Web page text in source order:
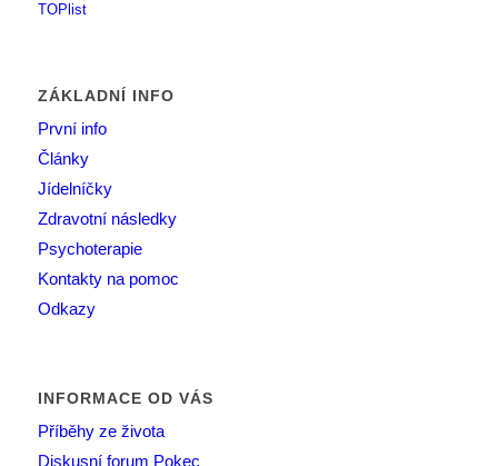
ZÁKLADNÍ INFO
První info
Články
Jídelníčky
Zdravotní následky
Psychoterapie
Kontakty na pomoc
Odkazy
INFORMACE OD VÁS
Příběhy ze života
Diskusní forum Pokec